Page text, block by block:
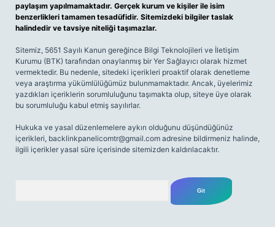
paylaşım yapılmamaktadır. Gerçek kurum ve kişiler ile isim
benzerlikleri tamamen tesadüfidir. Sitemizdeki bilgiler taslak
halindedir ve tavsiye niteliği taşımazlar.
Sitemiz, 5651 Sayılı Kanun gereğince Bilgi Teknolojileri ve İletişim
Kurumu (BTK) tarafından onaylanmış bir Yer Sağlayıcı olarak hizmet
vermektedir. Bu nedenle, sitedeki içerikleri proaktif olarak denetleme
veya araştırma yükümlülüğümüz bulunmamaktadır. Ancak, üyelerimiz
yazdıkları içeriklerin sorumluluğunu taşımakta olup, siteye üye olarak
bu sorumluluğu kabul etmiş sayılırlar.
Hukuka ve yasal düzenlemelere aykırı olduğunu düşündüğünüz
içerikleri, backlinkpanelicomtr@gmail.com adresine bildirmeniz halinde,
ilgili içerikler yasal süre içerisinde sitemizden kaldırılacaktır.